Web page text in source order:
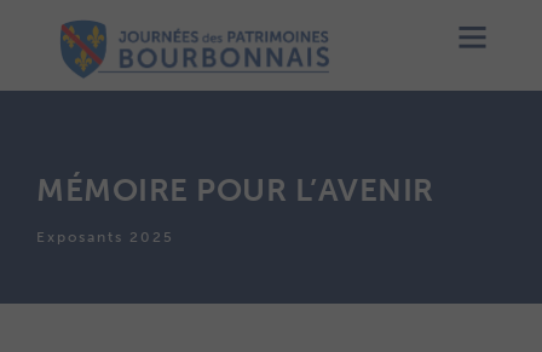
MÉMOIRE POUR L’AVENIR
Exposants 2025